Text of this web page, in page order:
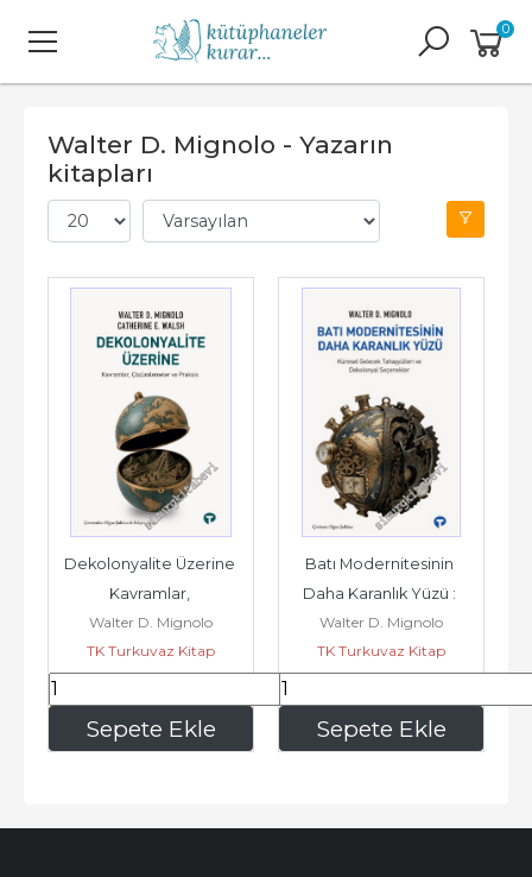
0
Walter D. Mignolo - Yazarın
kitapları
Sepete Ekle
Dekolonyalite Üzerine
Kavramlar,
Çözümlemeler ve
Praksis -
Walter D. Mignolo
TK Turkuvaz Kitap
350,00 Sepete Ekle
Batı Modernitesinin
Daha Karanlık Yüzü :
Küresel Gelecek
Tahayyülleri ve...
Walter D. Mignolo
TK Turkuvaz Kitap
455,00